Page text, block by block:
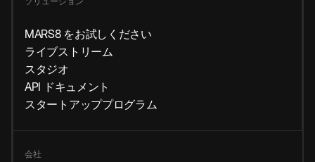
MARS8 をお試しください
ライブストリーム
スタジオ
API ドキュメント
スタートアッププログラム
会社